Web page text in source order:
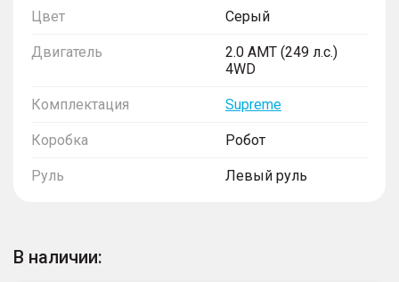
Цвет Серый
Двигатель
2.0 AMT (249 л.с.)
4WD
Комплектация Supreme
Коробка Робот
Руль Левый руль
В наличии: